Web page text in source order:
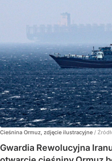
Cieśnina Ormuz, zdjęcie ilustracyjne /
Gwardia Rewolucyjna